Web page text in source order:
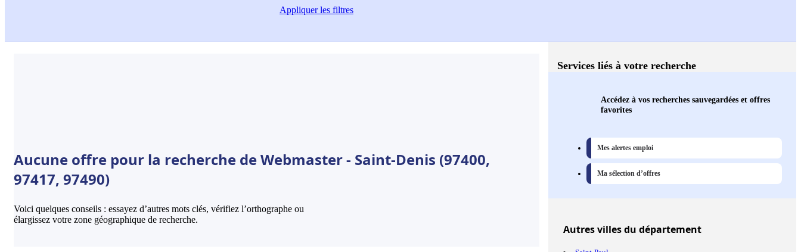
Appliquerles filtres
Aucune offre pour la recherche de Webmaster - Saint-Denis (97400,
97417, 97490)
Voici quelques conseils : essayez d’autres mots clés, vérifiez l’orthographe ou
élargissez votre zone géographique de recherche.
Services liés à votre recherche
Accédez à vos recherches sauvegardées et offres
favorites
Mes alertes emploi
Ma sélection d’offres
Autresvillesdu département